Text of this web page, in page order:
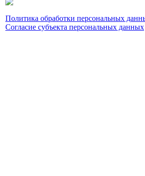
Политика обработки персональных
Согласие субъекта персональных данных